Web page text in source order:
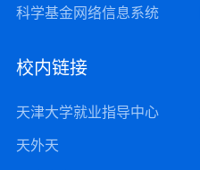
科学基金网络信息系统
校内链接
天津大学就业指导中心
天外天